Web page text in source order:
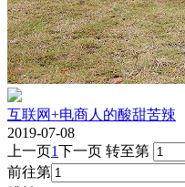
互联网+电商人的酸甜苦辣
2019-07-08
上一页1下一页 转至第
前往第